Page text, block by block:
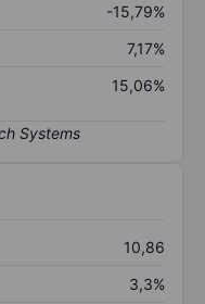
-15,79%
7,17%
15,06%
10,86
3,3%